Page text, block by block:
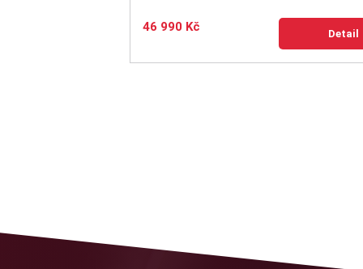
46 990 Kč Detail